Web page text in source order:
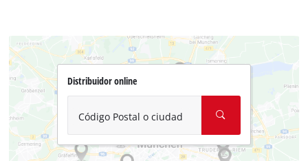
Distribuidor online
Código Postal o ciudad